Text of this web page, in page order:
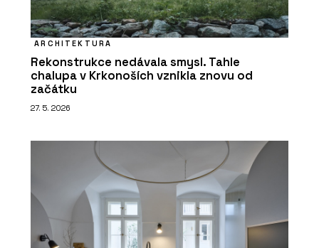
ARCHITEKTURA
Rekonstrukce nedávala smysl. Tahle
chalupa v Krkonoších vznikla znovu od
začátku
27. 5. 2026